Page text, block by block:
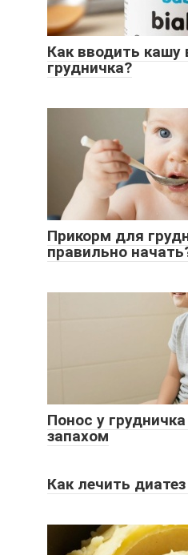
Как вводить кашу
грудничка?
Прикорм для
правильно
Понос у
запахом
Как лечить